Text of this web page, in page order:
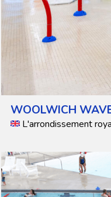
WOOLWICH
L'arrondissement